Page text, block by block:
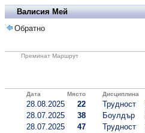
Валисия Мей
Обратно
Преминат Маршрут
Дата Място Дисциплина
28.08.2025 22 Трудност
28.07.2025
38 Боулдър
28.07.2025
47 Трудност